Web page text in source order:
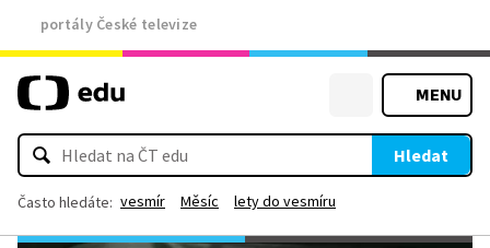
portály České televize
MENU
Hledat
Často hledáte: vesmír Měsíc lety do vesmíru